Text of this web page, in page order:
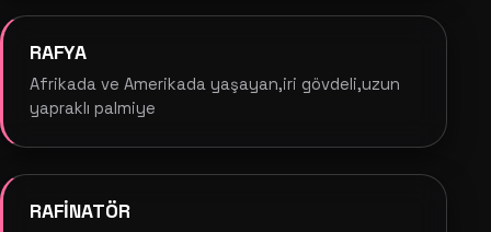
RAFYA
Afrikada ve Amerikada yaşayan,iri gövdeli,uzun
yapraklı palmiye
RAFİNATÖR